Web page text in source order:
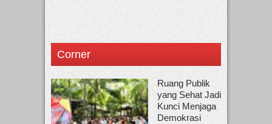
Corner
Ruang Publik
yang Sehat Jadi
Kunci Menjaga
Demokrasi